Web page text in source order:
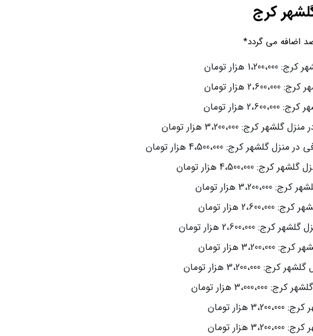
کرج
تومان
تومان
تومان
3،200،000 هزار تومان
کرج: 4،500،000 هزار تومان
هزار تومان
هزار تومان
هزار تومان
هزار تومان
هزار تومان
هزار تومان
هزار تومان
تومان
تومان